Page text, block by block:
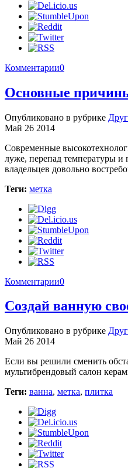
Комментарии0
Основные
Опубликовано в рубрике
Май 26 2014
Современные
луже, перепад температуры и
владельцев довольно
Теги: метка
Комментарии0
Создай ванную
Опубликовано в рубрике
Май 26 2014
Если вы решили сменить
мультибрендовый салон
Теги: ванна, метка, плитка